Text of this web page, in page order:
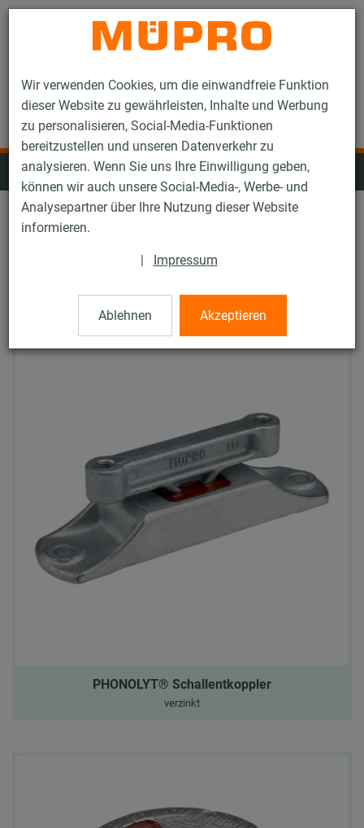
Wir verwenden Cookies, um die einwandfreie Funktion
dieser Website zu gewährleisten, Inhalte und Werbung
zu personalisieren, Social-Media-Funktionen
bereitzustellen und unseren Datenverkehr zu
analysieren. Wenn Sie uns Ihre Einwilligung geben,
können wir auch unsere Social-Media-, Werbe- und
Analysepartner über Ihre Nutzung dieser Website
informieren.
| Impressum
Ablehnen Akzeptieren
Kontakt
Schalldämmelemente
Oberfläche: Alle
PHONOLYT® Schallentkoppler
verzinkt